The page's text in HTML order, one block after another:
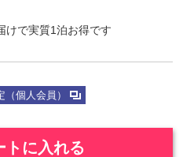
けで実質1泊お得です
個人会員）
トに入れる